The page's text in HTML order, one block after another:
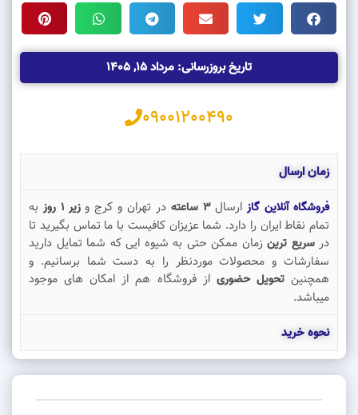
تاریخ بروزرسانی: مرداد 15, 1405
09001200490
زمان ارسال
فروشگاه آنلاین گاز ارسال3 ساعته در تهران و کرج وزیر 1 روز
به
تمام نقاط ایران را دارد. شما عزیزان کافیست با ما تماس بگیرید تا
درسریع ترین زمان ممکن حتی به شیوه ایی که شما تمایل دارید
سفارشات و محصولات موردنظر را به دست شما برسانیم. و
همچنینتحویل حضوری از فروشگاه هم از امکان های موجود
میباشد.
نحوه خرید